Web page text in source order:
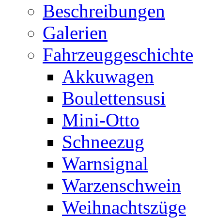
Beschreibungen
Galerien
Fahrzeuggeschichte
Akkuwagen
Boulettensusi
Mini-Otto
Schneezug
Warnsignal
Warzenschwein
Weihnachtszüge